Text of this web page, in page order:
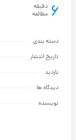
6 دقیقه
مطالعه
دسته بندی
تاریخ انتشار
بازدید
دیدگاه ها
نویسنده